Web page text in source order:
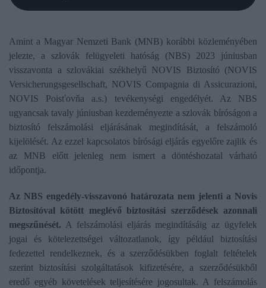
Amint a Magyar Nemzeti Bank (MNB) korábbi közleményében
jelezte, a szlovák felügyeleti hatóság (NBS) 2023 júniusban
visszavonta a szlovákiai székhelyű NOVIS Biztosító (NOVIS
Versicherungsgesellschaft, NOVIS Compagnia di Assicurazioni,
NOVIS Poisťovňa a.s.) tevékenységi engedélyét. Az NBS
ugyancsak tavaly júniusban kezdeményezte a szlovák bíróságon a
biztosító felszámolási eljárásának megindítását, a felszámoló
kijelölését. Az ezzel kapcsolatos bírósági eljárás egyelőre zajlik és
az MNB előtt jelenleg nem ismert a döntéshozatal várható
időpontja.
Az NBS engedély-visszavonó határozata nem jelenti a Novis
Biztosítóval kötött meglévő biztosítási szerződések azonnali
megszűnését. A felszámolási eljárás megindításáig az ügyfelek
jogai és kötelezettségei változatlanok, így például biztosítási
fedezettel rendelkeznek, és a szerződésükben foglalt feltételek
szerint biztosítási szolgáltatások kifizetésére, a szerződésükből
eredő egyéb követelések teljesítésére jogosultak. A felszámolás